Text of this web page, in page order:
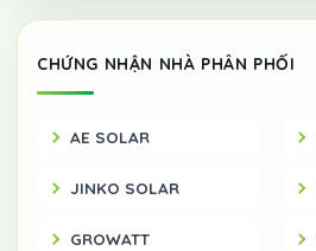
CHỨNG NHẬN NHÀ PHÂN PHỐI
AE SOLAR
JINKO SOLAR
GROWATT